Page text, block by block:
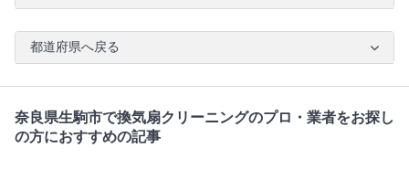
都道府県へ戻る
奈良県生駒市で換気扇クリーニングのプロ・業者をお探し
の方におすすめの記事